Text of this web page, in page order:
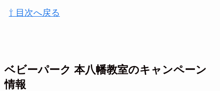
⇧ 目次へ戻る
ベビーパーク 本八幡教室のキャンペーン
情報